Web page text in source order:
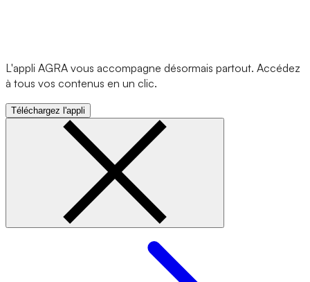
L'appli AGRA vous accompagne désormais partout. Accédez
à tous vos contenus en un clic.
Téléchargez l'appli